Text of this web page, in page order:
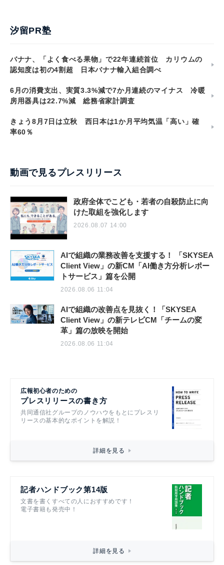
汐留PR塾
バナナ、「よく食べる果物」で22年連続首位 カリウムの
認知度は初の4割超 日本バナナ輸入組合調べ
6月の消費支出、実質3.3%減で7か月連続のマイナス 冷暖
房用器具は22.7%減 総務省家計調査
きょう8月7日は立秋 西日本は1か月平均気温「高い」確
率60％
動画で見るプレスリリース
政府全体でこども・若者の自殺防止に向
けた取組を強化します
2026.08.07 14:00
AIで組織の業務改善を支援する！ 「SKYSEA
Client View」の新CM「AI働き方分析レポー
トサービス」篇を公開
2026.08.06 11:04
AIで組織の改善点を見抜く！「SKYSEA
Client View」の新テレビCM「チームの変
革」篇の放映を開始
2026.08.06 11:04
広報初心者のための
プレスリリースの書き方
共同通信社グループのノウハウをもとにプレスリ
リースの基本的なポイントを解説！
詳細を見る
記者ハンドブック第14版
文書を書くすべての人におすすめです！
電子書籍も発売中！
詳細を見る